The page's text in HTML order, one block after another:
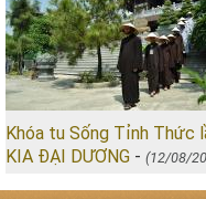
Khóa tu Sống Tỉnh Thức
KIA ĐẠI DƯƠNG - (12/08/